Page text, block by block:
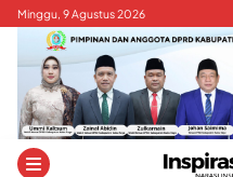
Skip
content
Minggu, 9 Agustus 2026